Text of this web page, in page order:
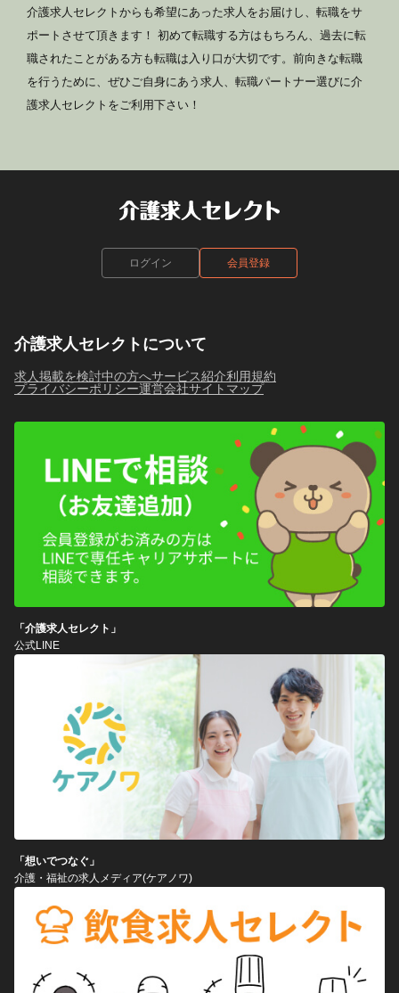
介護求人セレクトからも希望にあった求人をお届けし、転職をサ
ポートさせて頂きます！ 初めて転職する方はもちろん、過去に転
職されたことがある方も転職は入り口が大切です。前向きな転職
を行うために、ぜひご自身にあう求人、転職パートナー選びに介
護求人セレクトをご利用下さい！
ログイン 会員登録
介護求人セレクトについて
求人掲載を検討中の方へサービス紹介利用規約
プライバシーポリシー運営会社サイトマップ
「介護求人セレクト」
公式LINE
「想いでつなぐ」
介護・福祉の求人メディア(ケアノワ)